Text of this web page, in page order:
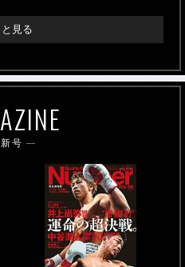
と見る
号